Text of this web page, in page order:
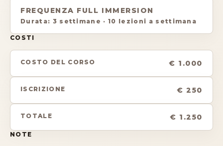
FREQUENZA FULL IMMERSION
Durata: 3 settimane ·10 lezioni a settimana
COSTI
COSTO DEL CORSO € 1.000
ISCRIZIONE € 250
TOTALE € 1.250
NOTE